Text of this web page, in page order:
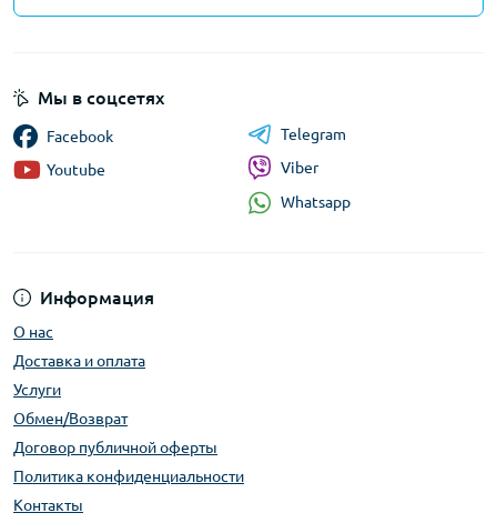
Информация
О нас
Доставка и оплата
Услуги
Обмен/Возврат
Договор публичной оферты
Политика конфиденциальности
Контакты
Мы в соцсетях
Facebook
Youtube
Telegram
Viber
Whatsapp